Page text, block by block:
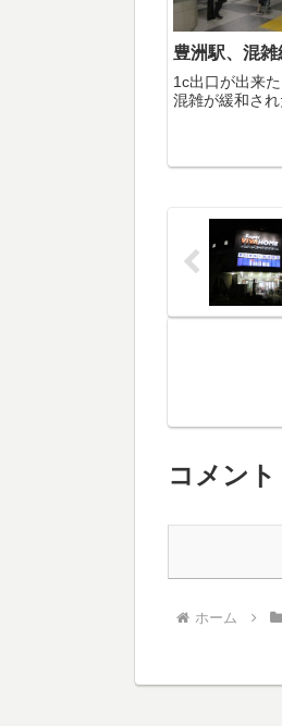
豊洲駅、混雑
1c出口が出来
混雑が緩和さ
コメント
ホーム